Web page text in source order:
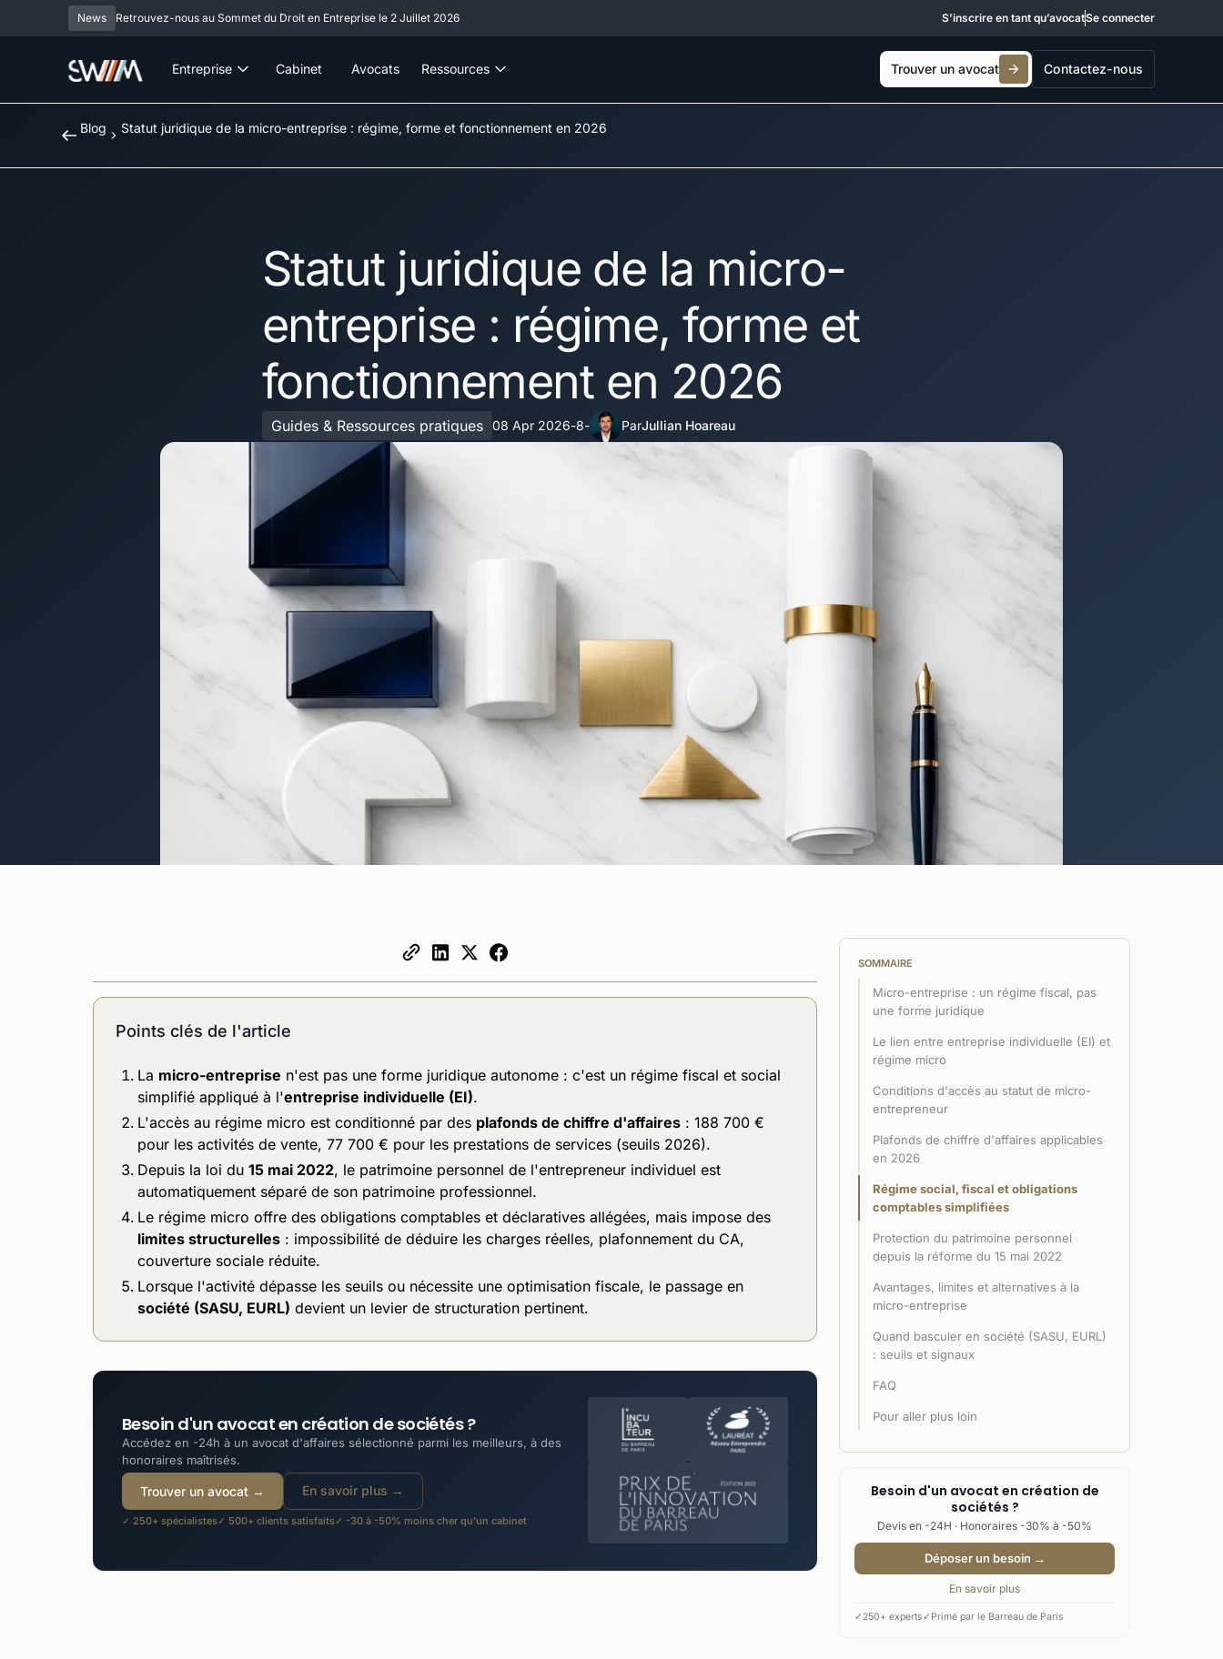
News Retrouvez-nous au Sommet du Droit en Entreprise le 2 Juillet 2026 S’inscrire en tant qu’avocatSe connecter
Entreprise Cabinet Avocats Ressources Trouver un avocat Contactez-nous
Blog Statut juridique de la micro-entreprise : régime, forme et fonctionnement en 2026
Statut juridique de la micro-
entreprise : régime, forme et
fonctionnement en 2026
Guides & Ressources pratiques 08 Apr 2026-8- ParJullian Hoareau
Points clés de l'article
La micro-entreprise n'est pas une forme juridique autonome : c'est un régime fiscal et social
simplifié appliqué à l'entreprise individuelle (EI).
L'accès au régime micro est conditionné par des plafonds de chiffre d'affaires : 188 700 €
pour les activités de vente, 77 700 € pour les prestations de services (seuils 2026).
Depuis la loi du 15 mai 2022, le patrimoine personnel de l'entrepreneur individuel est
automatiquement séparé de son patrimoine professionnel.
Le régime micro offre des obligations comptables et déclaratives allégées, mais impose des
limites structurelles : impossibilité de déduire les charges réelles, plafonnement du CA,
couverture sociale réduite.
Lorsque l'activité dépasse les seuils ou nécessite une optimisation fiscale, le passage en
société (SASU, EURL) devient un levier de structuration pertinent.
Besoin d'un avocat en création de sociétés ?
Accédez en -24h à un avocat d'affaires sélectionné parmi les meilleurs, à des
honoraires maîtrisés.
Trouver un avocat → En savoir plus →
✓ 250+ spécialistes✓ 500+ clients satisfaits✓ -30 à -50% moins cher qu'un cabinet
SOMMAIRE
Micro-entreprise : un régime fiscal, pas
une forme juridique
Le lien entre entreprise individuelle (EI) et
régime micro
Conditions d'accès au statut de micro-
entrepreneur
Plafonds de chiffre d'affaires applicables
en 2026
Régime social, fiscal et obligations
comptables simplifiées
Protection du patrimoine personnel
depuis la réforme du 15 mai 2022
Avantages, limites et alternatives à la
micro-entreprise
Quand basculer en société (SASU, EURL)
: seuils et signaux
FAQ
Pour aller plus loin
Besoin d'un avocat en création de
sociétés ?
Devis en -24H · Honoraires -30% à -50%
Déposer un besoin →
En savoir plus
✓ 250+ experts✓ Primé par le Barreau de Paris